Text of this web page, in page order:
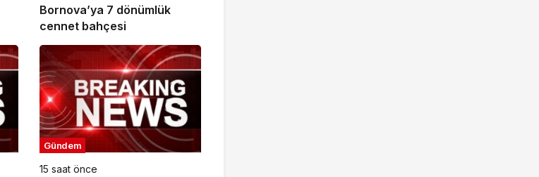
Bornova’ya 7 dönümlük
cennet bahçesi
Gündem
15 saat önce